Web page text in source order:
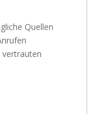
Quellen
vertrauten